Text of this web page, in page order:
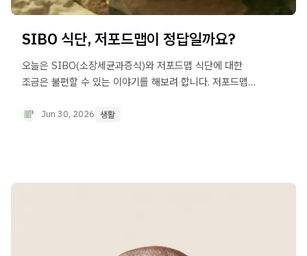
SIBO 식단, 저포드맵이 정답일까요?
오늘은 SIBO(소장세균과증식)와 저포드맵 식단에 대한
조금은 불편할 수 있는 이야기를 해보려 합니다. 저포드맵이
가진 분들에게 식단이 가져야 할 진짜 자리는 무엇인지 함께
Jun 30, 2026 생활